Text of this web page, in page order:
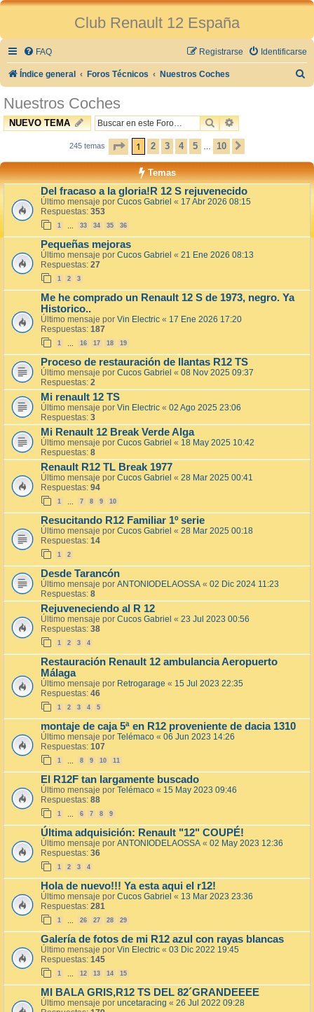
Club Renault 12 España
FAQ Identificarse
Registrarse
Índice general Foros Técnicos Nuestros Coches
r
Nuestros Coches
NUEVO TEMA BUSCARBÚSQUEDA
245 temas PÁGINA 1DE 10
1 2 3 4 5 10
Temas
Del fracaso a la gloria!R 12 S rejuvenecido
Último mensaje por Cucos Gabriel « 17 Abr 2026 08:15
Respuestas: 353
1 … 33 34 35 36
Pequeñas mejoras
Último mensaje por Cucos Gabriel « 21 Ene 2026 08:13
Respuestas: 27
1 2 3
Me he comprado un Renault 12 S de 1973, negro. Ya
Historico..
Último mensaje por Vin Electric « 17 Ene 2026 17:20
Respuestas: 187
1 … 16 17 18 19
Proceso de restauración de llantas R12 TS
Último mensaje por Cucos Gabriel « 08 Nov 2025 09:37
Respuestas: 2
Mi renault 12 TS
Último mensaje por Vin Electric « 02 Ago 2025 23:06
Respuestas: 3
Mi Renault 12 Break Verde Alga
Último mensaje por Cucos Gabriel « 18 May 2025 10:42
Respuestas: 8
Renault R12 TL Break 1977
Último mensaje por Cucos Gabriel « 28 Mar 2025 00:41
Respuestas: 94
1 … 7 8 9 10
Resucitando R12 Familiar 1º serie
Último mensaje por Cucos Gabriel « 28 Mar 2025 00:18
Respuestas: 14
1 2
Desde Tarancón
Último mensaje por ANTONIODELAOSSA « 02 Dic 2024 11:23
Respuestas: 8
Rejuveneciendo al R 12
Último mensaje por Cucos Gabriel « 23 Jul 2023 00:56
Respuestas: 38
1 2 3 4
Restauración Renault 12 ambulancia Aeropuerto
Málaga
Último mensaje por Retrogarage « 15 Jul 2023 22:35
Respuestas: 46
1 2 3 4 5
montaje de caja 5ª en R12 proveniente de dacia 1310
Último mensaje por Telémaco « 06 Jun 2023 14:26
Respuestas: 107
1 … 8 9 10 11
El R12F tan largamente buscado
Último mensaje por Telémaco « 15 May 2023 09:46
Respuestas: 88
1 … 6 7 8 9
Última adquisición: Renault "12" COUPÉ!
Último mensaje por ANTONIODELAOSSA « 02 May 2023 12:36
Respuestas: 36
1 2 3 4
Hola de nuevo!!! Ya esta aqui el r12!
Último mensaje por Cucos Gabriel « 13 Mar 2023 23:36
Respuestas: 281
1 … 26 27 28 29
Galería de fotos de mi R12 azul con rayas blancas
Último mensaje por Vin Electric « 03 Dic 2022 19:45
Respuestas: 145
1 … 12 13 14 15
MI BALA GRIS,R12 TS DEL 82´GRANDEEEE
Último mensaje por uncetaracing « 26 Jul 2022 09:28